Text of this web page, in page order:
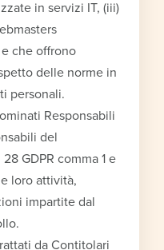
in servizi IT, (iii)
che offrono
delle norme in
personali.
Responsabili
del
GDPR comma 1 e
loro attività,
impartite dal
da Contitolari